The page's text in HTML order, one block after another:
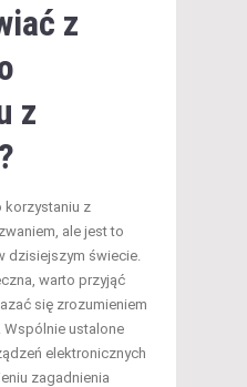
z
z
korzystaniu z
ale jest to
dzisiejszym świecie.
warto przyjąć
się zrozumieniem
ustalone
elektronicznych
zagadnienia